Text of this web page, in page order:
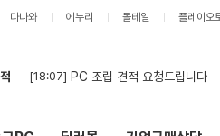
다나와 에누리 몰테일 플레이오